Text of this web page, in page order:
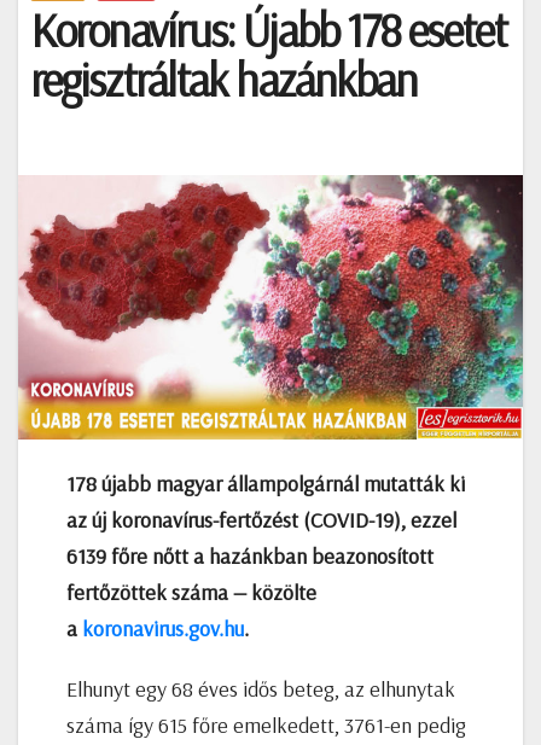
Koronavírus: Újabb 178 esetet
regisztráltak hazánkban
178 újabb magyar állampolgárnál mutatták ki
az új koronavírus-fertőzést (COVID-19), ezzel
6139 főre nőtt a hazánkban beazonosított
fertőzöttek száma — közölte
a koronavirus.gov.hu.
Elhunyt egy 68 éves idős beteg, az elhunytak
száma így 615 főre emelkedett, 3761-en pedig